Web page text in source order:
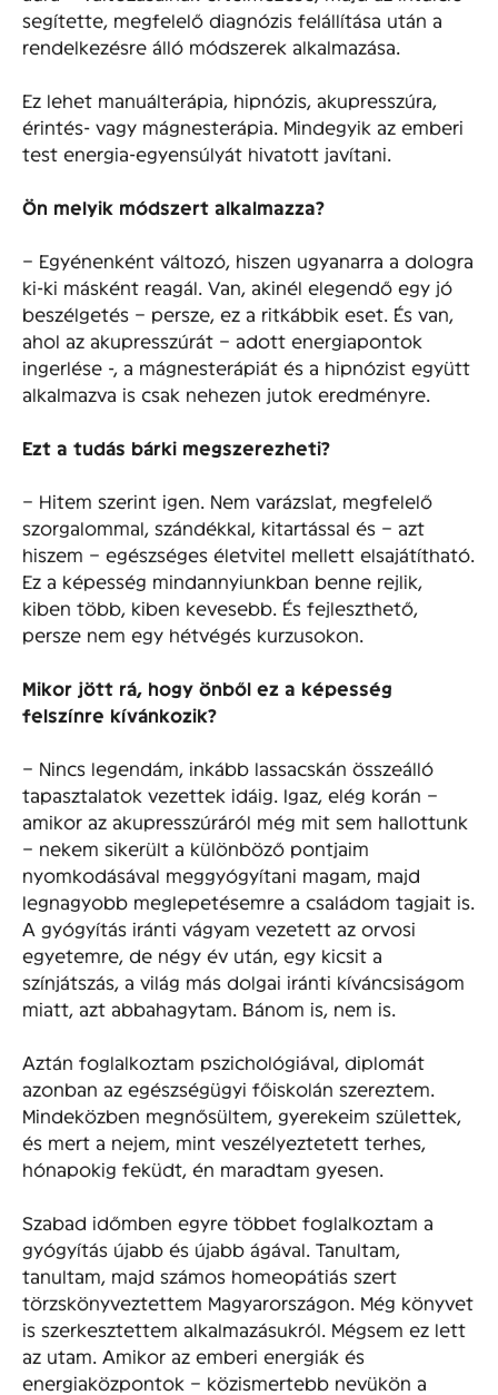
segítette, megfelelő diagnózis felállítása után a
rendelkezésre álló módszerek alkalmazása.
Ez lehet manuálterápia, hipnózis, akupresszúra,
érintés- vagy mágnesterápia. Mindegyik az emberi
test energia-egyensúlyát hivatott javítani.
Ön melyik módszert alkalmazza?
– Egyénenként változó, hiszen ugyanarra a dologra
ki-ki másként reagál. Van, akinél elegendő egy jó
beszélgetés – persze, ez a ritkábbik eset. És van,
ahol az akupresszúrát – adott energiapontok
ingerlése -, a mágnesterápiát és a hipnózist együtt
alkalmazva is csak nehezen jutok eredményre.
Ezt a tudás bárki megszerezheti?
– Hitem szerint igen. Nem varázslat, megfelelő
szorgalommal, szándékkal, kitartással és – azt
hiszem – egészséges életvitel mellett elsajátítható.
Ez a képesség mindannyiunkban benne rejlik,
kiben több, kiben kevesebb. És fejleszthető,
persze nem egy hétvégés kurzusokon.
Mikor jött rá, hogy önből ez a képesség
felszínre kívánkozik?
– Nincs legendám, inkább lassacskán összeálló
tapasztalatok vezettek idáig. Igaz, elég korán –
amikor az akupresszúráról még mit sem hallottunk
– nekem sikerült a különböző pontjaim
nyomkodásával meggyógyítani magam, majd
legnagyobb meglepetésemre a családom tagjait is.
A gyógyítás iránti vágyam vezetett az orvosi
egyetemre, de négy év után, egy kicsit a
színjátszás, a világ más dolgai iránti kíváncsiságom
miatt, azt abbahagytam. Bánom is, nem is.
Aztán foglalkoztam pszichológiával, diplomát
azonban az egészségügyi főiskolán szereztem.
Mindeközben megnősültem, gyerekeim születtek,
és mert a nejem, mint veszélyeztetett terhes,
hónapokig feküdt, én maradtam gyesen.
Szabad időmben egyre többet foglalkoztam a
gyógyítás újabb és újabb ágával. Tanultam,
tanultam, majd számos homeopátiás szert
törzskönyveztettem Magyarországon. Még könyvet
is szerkesztettem alkalmazásukról. Mégsem ez lett
az utam. Amikor az emberi energiák és
energiaközpontok – közismertebb nevükön a